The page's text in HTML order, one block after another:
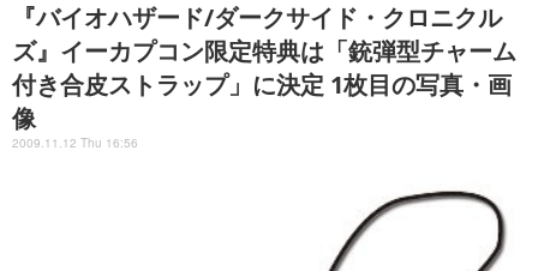
『バイオハザード/ダークサイド・クロニクル
ズ』イーカプコン限定特典は「銃弾型チャーム
付き合皮ストラップ」に決定 1枚目の写真・画
像
2009.11.12 Thu 16:56